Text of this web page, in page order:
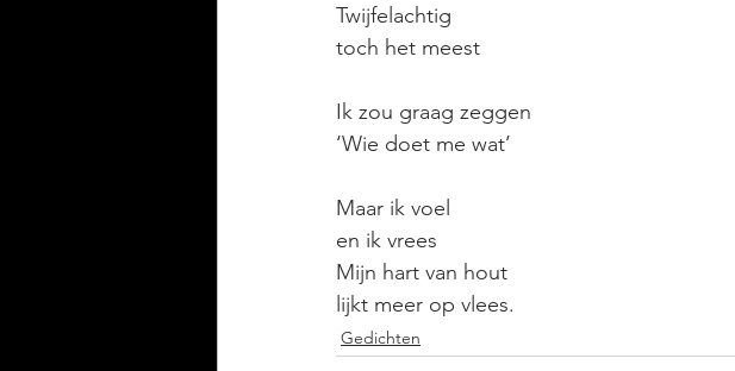
Twijfelachtig
toch het meest
Ik zou graag zeggen
‘Wie doet me wat’
Maar ik voel
en ik vrees
Mijn hart van hout
lijkt meer op vlees.
Gedichten